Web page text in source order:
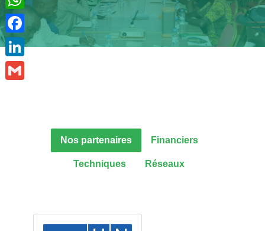
Facebook
LinkedIn
Nos partenaires Financiers
Techniques Réseaux